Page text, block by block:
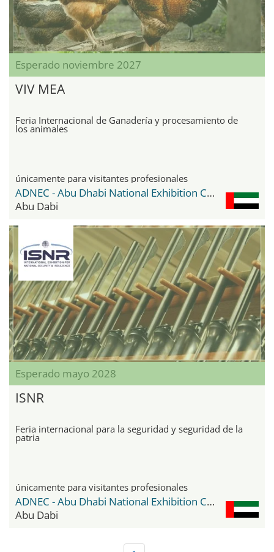
Esperado noviembre 2027
VIV MEA
Feria Internacional de Ganadería y procesamiento de
los animales
únicamente para visitantes profesionales
ADNEC - Abu Dhabi National Exhibition Center
Abu Dabi
Esperado mayo 2028
ISNR
Feria internacional para la seguridad y seguridad de la
patria
únicamente para visitantes profesionales
ADNEC - Abu Dhabi National Exhibition Center
Abu Dabi